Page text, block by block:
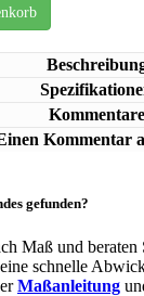
Kommentare
Kommentar
gefunden?
Maß und beraten
schnelle
Maßanleitung